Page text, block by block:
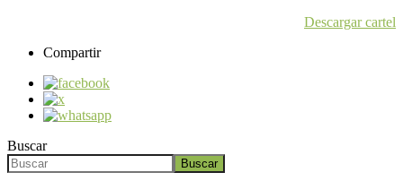
Descargar cartel
Compartir
Buscar
Buscar